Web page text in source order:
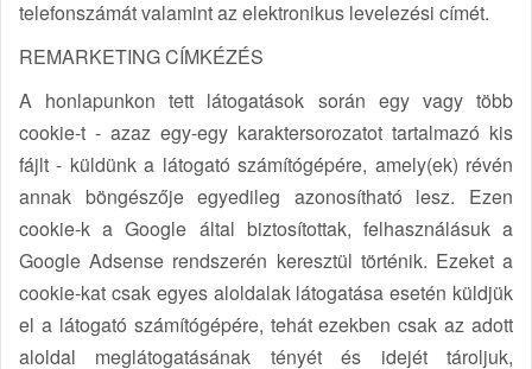
telefonszámát valamint az elektronikus levelezési címét.
REMARKETING CÍMKÉZÉS
A honlapunkon tett látogatások során egy vagy több
cookie-t - azaz egy-egy karaktersorozatot tartalmazó kis
fájlt - küldünk a látogató számítógépére, amely(ek) révén
annak böngészője egyedileg azonosítható lesz. Ezen
cookie-k a Google által biztosítottak, felhasználásuk a
Google Adsense rendszerén keresztül történik. Ezeket a
cookie-kat csak egyes aloldalak látogatása esetén küldjük
el a látogató számítógépére, tehát ezekben csak az adott
aloldal meglátogatásának tényét és idejét tároljuk,